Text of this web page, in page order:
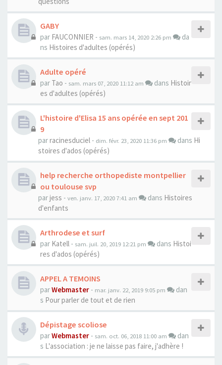
GABY
par FAUCONNIER - sam. mars 14, 2020 2:26 pm
da
ns Histoires d'adultes (opérés)
Adulte opéré
par Tao - sam. mars 07, 2020 11:12 am dans Histoir
es d'adultes (opérés)
L'histoire d'Elisa 15 ans opérée en sept 201
9
parracinesduciel - dim. févr. 23, 2020 11:36 pm dans Hi
stoires d'ados (opérés)
help recherche orthopediste montpellier
ou toulouse svp
parjess - ven. janv. 17, 2020 7:41 am dans Histoires
d'enfants
Arthrodese et surf
par Katell - sam. juil. 20, 2019 12:21 pm dans Histoi
res d'ados (opérés)
APPEL A TEMOINS
parWebmaster - mar. janv. 22, 2019 9:05 pm
dan
s Pour parler de tout et de rien
Dépistage scoliose
parWebmaster - sam. oct. 06, 2018 11:00 am
dan
s L'association : je ne laisse pas faire, j'adhère !